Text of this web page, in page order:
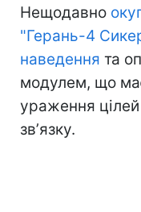
Нещодавно
"Герань-4
наведення та
модулем, що
ураження цілей
звʼязку.